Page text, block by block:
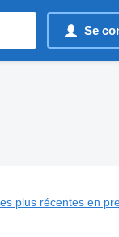
Se
plus récentes en